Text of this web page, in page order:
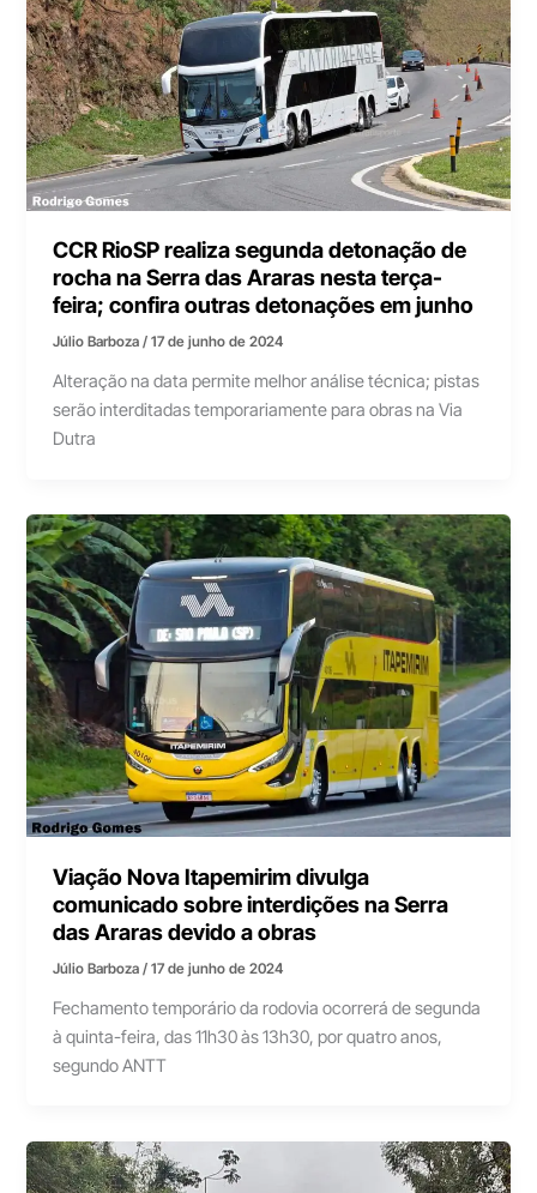
CCR RioSP realiza segunda detonação de
rocha na Serra das Araras nesta terça-
feira; confira outras detonações em junho
Júlio Barboza/17 de junho de 2024
Alteração na data permite melhor análise técnica; pistas
serão interditadas temporariamente para obras na Via
Dutra
Viação Nova Itapemirim divulga
comunicado sobre interdições na Serra
das Araras devido a obras
Júlio Barboza/17 de junho de 2024
Fechamento temporário da rodovia ocorrerá de segunda
à quinta-feira, das 11h30 às 13h30, por quatro anos,
segundo ANTT